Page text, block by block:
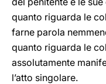
quanto riguarda le
farne parola
quanto riguarda le
assolutamente
l’atto singolare.